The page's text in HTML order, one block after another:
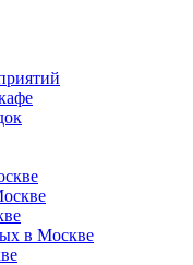
в Москве